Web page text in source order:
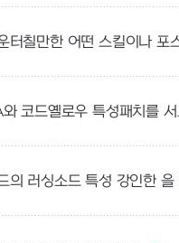
터칠만한 어떤 스킬이나 포
코드옐로우 특성패치를
의 러싱소드 특성 강인한 을